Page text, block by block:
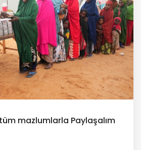
mazlumlarla Paylaşalım